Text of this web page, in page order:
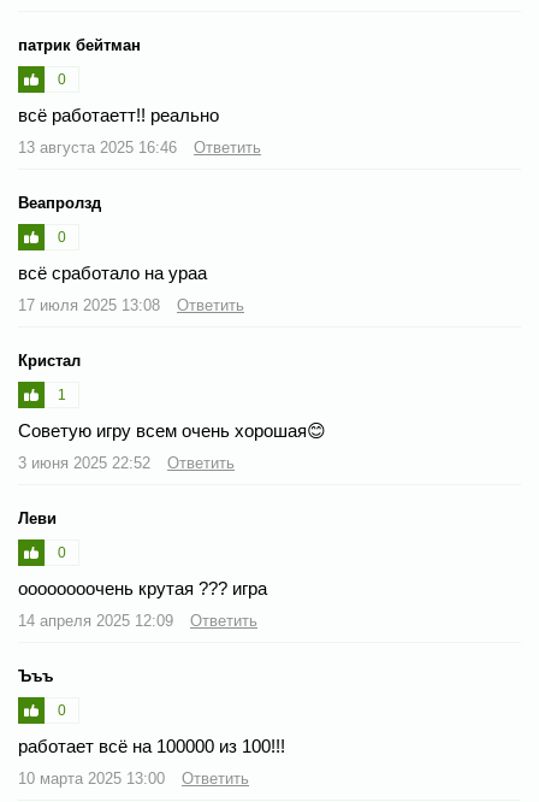
патрик бейтман
0
всё работаетт!! реально
13 августа 2025 16:46 Ответить
Веапролзд
0
всё сработало на ураа
17 июля 2025 13:08 Ответить
Кристал
1
Советую игру всем очень хорошая😊
3 июня 2025 22:52 Ответить
Леви
0
оооооооочень крутая ?️??️ игра
14 апреля 2025 12:09 Ответить
Ъъъ
0
работает всё на 100000 из 100!!!
10 марта 2025 13:00 Ответить